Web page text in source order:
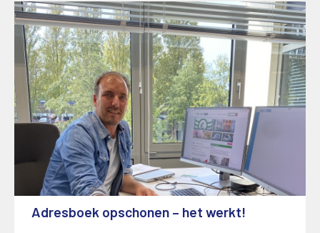
Adresboek opschonen – het werkt!